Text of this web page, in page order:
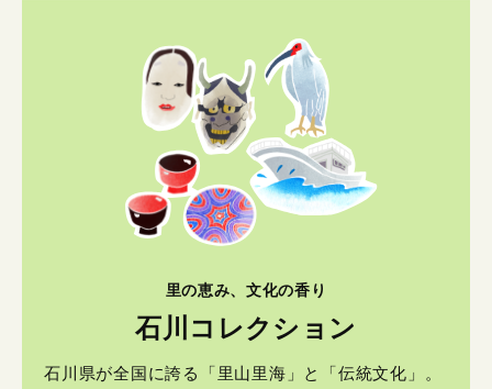
里の恵み、文化の香り
石川コレクション
石川県が全国に誇る「里山里海」と「伝統文化」。